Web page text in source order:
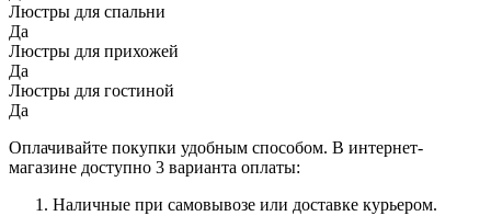
Люстры для спальни
Да
Люстры для прихожей
Да
Люстры для гостиной
Да
Оплачивайте покупки удобным способом. В интернет-
магазине доступно 3 варианта оплаты:
Наличные при самовывозе или доставке курьером.